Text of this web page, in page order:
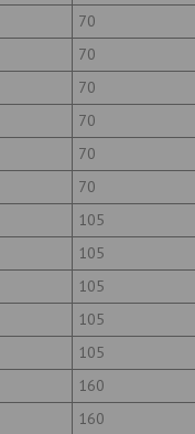
70
70
70
70
70
70
105
105
105
105
105
160
160